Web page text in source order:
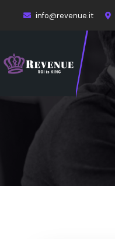
info@revenue.it